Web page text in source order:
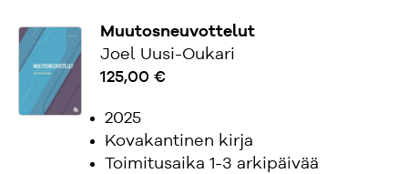
Muutosneuvottelut
Joel Uusi-Oukari
125,00 €
2025
Kovakantinen kirja
Toimitusaika 1-3 arkipäivää